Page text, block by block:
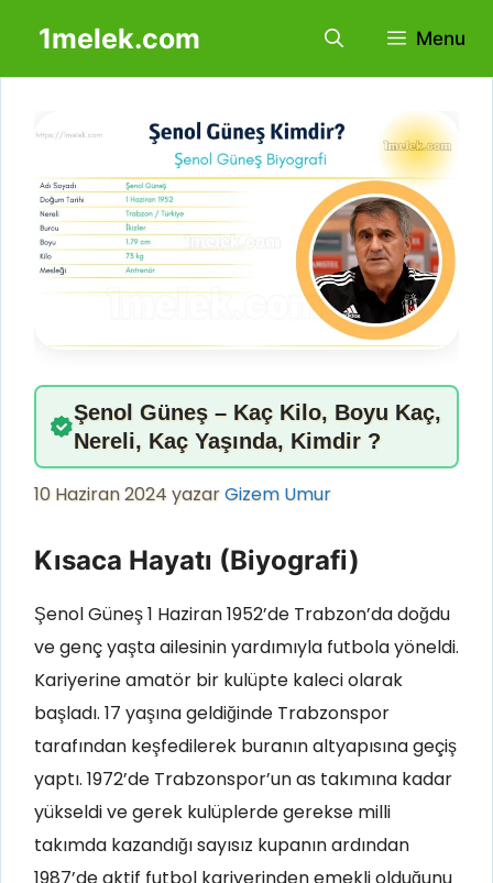
1melek.com Menu
Şenol Güneş – Kaç Kilo, Boyu Kaç,
Nereli, Kaç Yaşında, Kimdir ?
10 Haziran 2024yazarGizem Umur
Kısaca Hayatı (Biyografi)
Şenol Güneş 1 Haziran 1952’de Trabzon’da doğdu
ve genç yaşta ailesinin yardımıyla futbola yöneldi.
Kariyerine amatör bir kulüpte kaleci olarak
başladı. 17 yaşına geldiğinde Trabzonspor
tarafından keşfedilerek buranın altyapısına geçiş
yaptı. 1972’de Trabzonspor’un as takımına kadar
yükseldi ve gerek kulüplerde gerekse milli
takımda kazandığı sayısız kupanın ardından